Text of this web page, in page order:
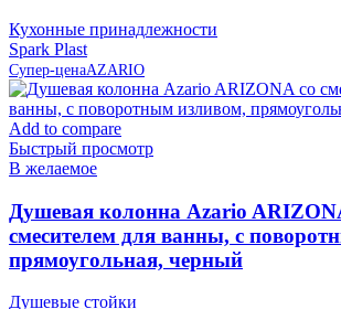
Кухонные принадлежности
Spark Plast
Супер-ценаAZARIO
Add to compare
Быстрый просмотр
В желаемое
Душевая колонна Azario
смесителем для ванны, с
прямоугольная, черный
Душевые стойки